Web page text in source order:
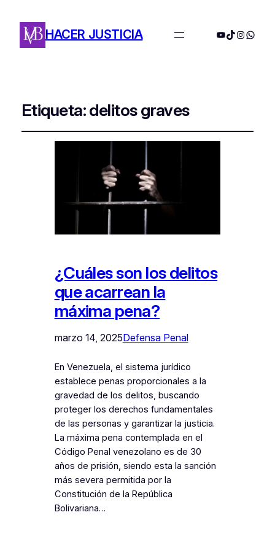
HACER JUSTICIA YouTube
TikTok
Etiqueta:delitos graves
¿Cuáles son los delitos
que acarrean la
máxima pena?
marzo 14, 2025Defensa Penal
En Venezuela, el sistema jurídico
establece penas proporcionales a la
gravedad de los delitos, buscando
proteger los derechos fundamentales
de las personas y garantizar la justicia.
La máxima pena contemplada en el
Código Penal venezolano es de 30
años de prisión, siendo esta la sanción
más severa permitida por la
Constitución de la República
Bolivariana…